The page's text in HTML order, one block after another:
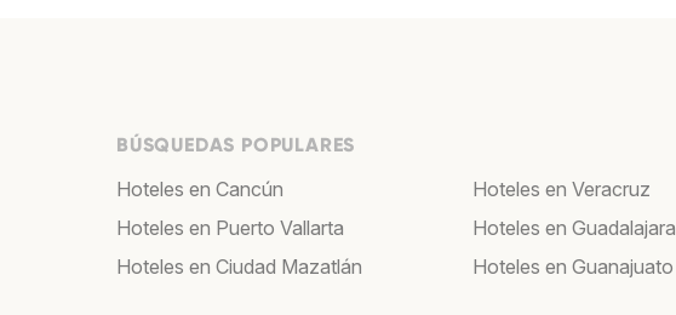
BÚSQUEDAS POPULARES
Hoteles en Cancún
Hoteles en Puerto Vallarta
Hoteles en Ciudad Mazatlán
Hoteles en Veracruz
Hoteles en Guadalajara
Hoteles en Guanajuato